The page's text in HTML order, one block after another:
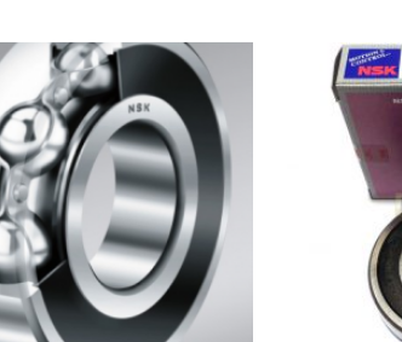
Add to
wishlist